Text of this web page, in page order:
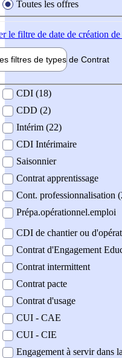
Toutes les offres
le filtre de date de création
filtres de types de Contrat
contrat
CDI (18)
CDD (2)
Intérim (22)
CDI Intérimaire
Saisonnier
Contrat apprentissage
Cont. professionnalisation
Prépa.opérationnel.emploi
CDI de chantier ou
Contrat d'Engagement
Contrat intermittent
Contrat pacte
Contrat d'usage
CUI - CAE
CUI - CIE
Engagement à servir dans